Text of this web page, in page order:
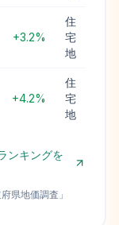
+3.2%
住
宅
地
+4.2%
住
宅
地
ンキングを
県地価調査 」